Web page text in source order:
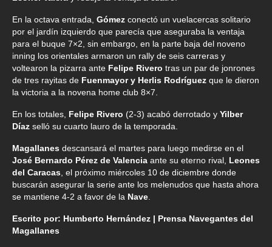
En la octava entrada, Gómez conectó un vuelacercas solitario
por el jardín izquierdo que parecía que aseguraba la ventaja
para el buque 7×2, sin embargo, en la parte baja del noveno
inning los orientales armaron un rally de seis carreras y
voltearon la pizarra ante Felipe Rivero tras un par de jonrones
de tres rayitas de Fuenmayor y Herlis Rodríguez que le dieron
la victoria a la novena home club 8×7.
En los totales, Felipe Rivero (2-3) acabó derrotado y Yilber
Díaz selló su cuarto lauro de la temporada.
Magallanes descansará el martes para luego medirse en el
José Bernardo Pérez de Valencia ante su eterno rival, Leones
del Caracas , el próximo miércoles 10 de diciembre donde
buscarán asegurar la serie ante los melenudos que hasta ahora
se mantiene 4-2 a favor de la Nave
Escrito por: Humberto Hernández | Prensa Navegantes del
Magallanes